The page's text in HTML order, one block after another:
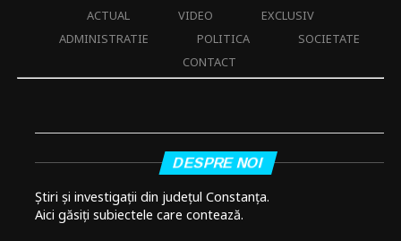
ACTUAL VIDEO
EXCLUSIV
ADMINISTRATIE
POLITICA
SOCIETATE
CONTACT
DESPRE NOI
Știri și investigații din județul Constanța.
Aici găsiți subiectele care contează.